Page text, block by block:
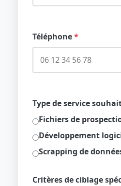
Téléphone*
Type de service
Fichiers de
Développement
Scrapping de
Critères de ciblage